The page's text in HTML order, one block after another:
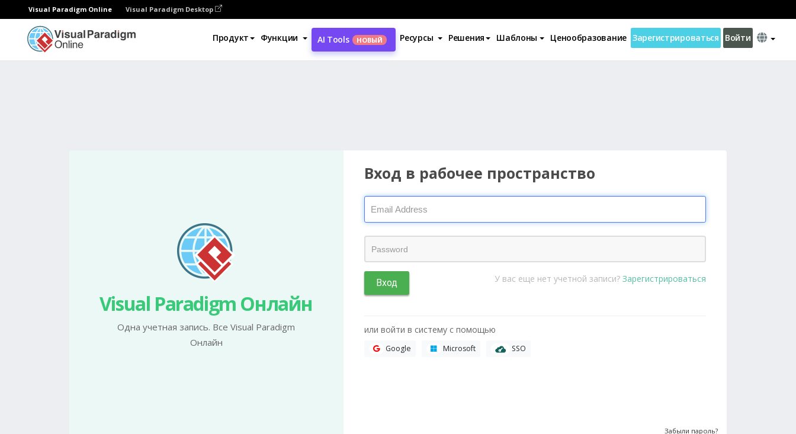
Visual Paradigm Online Visual Paradigm Desktop
Продукт Функции AI Tools НОВЫЙ Ресурсы Решения Шаблоны Ценообразование Зарегистрироваться Войти
Visual Paradigm Онлайн
Одна учетная запись. Все Visual Paradigm
Онлайн
Вход в рабочее пространство
Вход У вас еще нет учетной записи? Зарегистрироваться
или войти в систему с помощью
Google Microsoft SSO
Забыли пароль?